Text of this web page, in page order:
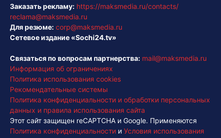
Заказать рекламу: https://maksmedia.ru/contacts/
reclama@maksmedia.ru
Для резюме: corp@maksmedia.ru
Сетевое издание «Sochi24.tv»
Связаться по вопросам партнерства: mail@maksmedia.ru
Информация об ограничениях
Политика использования cookies
Рекомендательные системы
Политика конфиденциальности и обработки персональных
данных и правила использования сайта
Этот сайт защищен reCAPTCHA и Google. Применяются
Политика конфиденциальности и Условия использования